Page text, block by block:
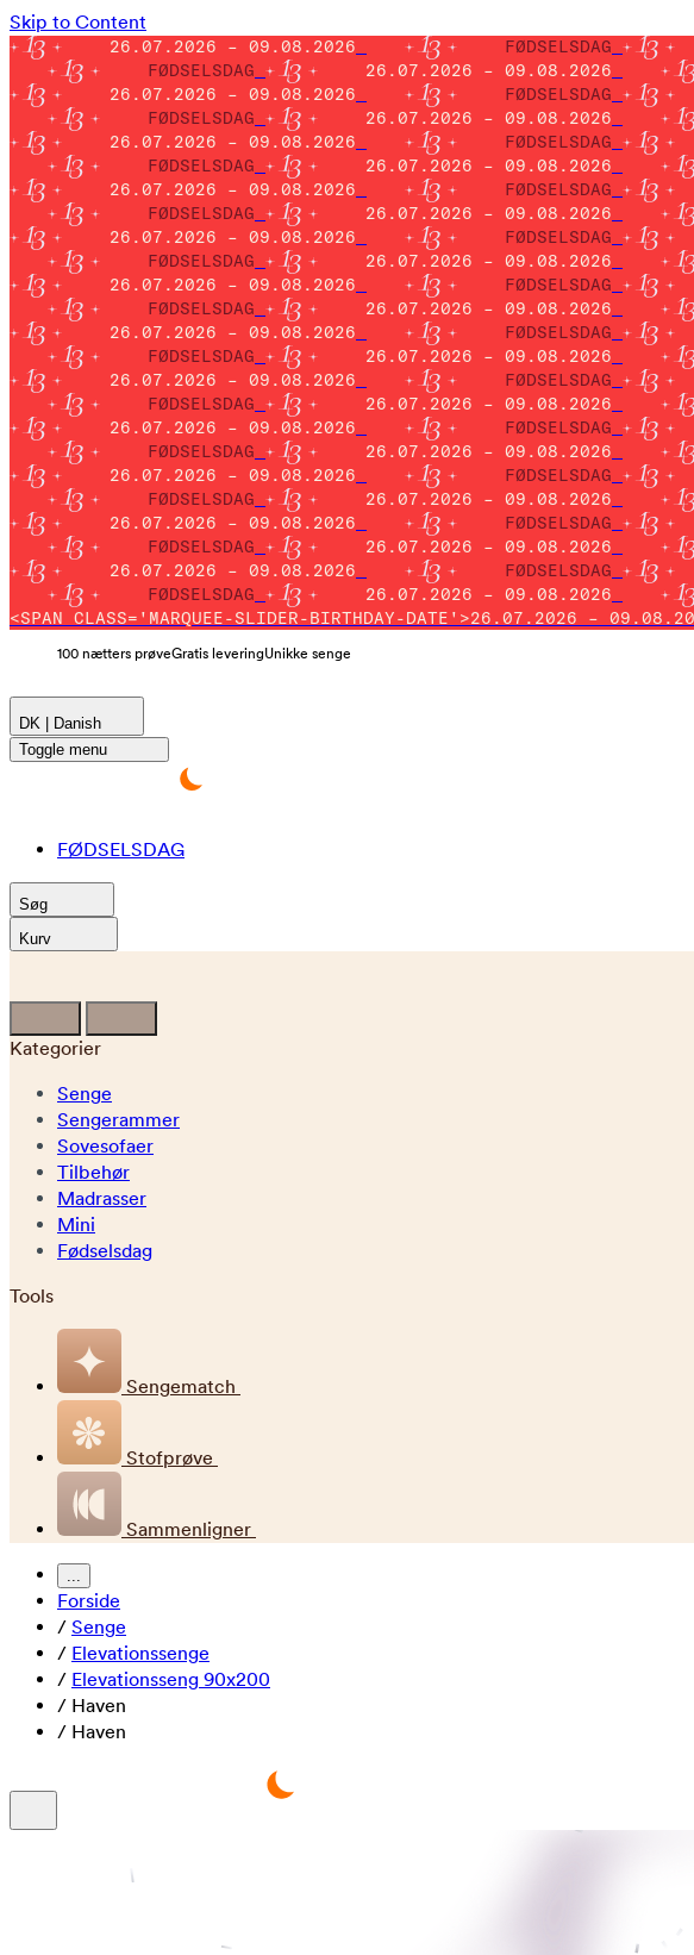
Skip to Content
26.07.2026 – 09.08.2026 FØDSELSDAG
FØDSELSDAG
26.07.2026 – 09.08.2026
26.07.2026 – 09.08.2026
FØDSELSDAG
FØDSELSDAG
26.07.2026 – 09.08.2026
26.07.2026 – 09.08.2026
FØDSELSDAG
FØDSELSDAG
26.07.2026 – 09.08.2026
26.07.2026 – 09.08.2026
FØDSELSDAG
FØDSELSDAG
26.07.2026 – 09.08.2026
26.07.2026 – 09.08.2026
FØDSELSDAG
FØDSELSDAG
26.07.2026 – 09.08.2026
26.07.2026 – 09.08.2026
FØDSELSDAG
FØDSELSDAG
26.07.2026 – 09.08.2026
26.07.2026 – 09.08.2026
FØDSELSDAG
FØDSELSDAG
26.07.2026 – 09.08.2026
26.07.2026 – 09.08.2026
FØDSELSDAG
FØDSELSDAG
26.07.2026 – 09.08.2026
26.07.2026 – 09.08.2026
FØDSELSDAG
FØDSELSDAG
26.07.2026 – 09.08.2026
26.07.2026 – 09.08.2026
FØDSELSDAG
FØDSELSDAG
26.07.2026 – 09.08.2026
26.07.2026 – 09.08.2026
FØDSELSDAG
FØDSELSDAG
26.07.2026 – 09.08.2026
26.07.2026 – 09.08.2026
FØDSELSDAG
FØDSELSDAG
26.07.2026 – 09.08.2026
<SPAN CLASS='MARQUEE-SLIDER-BIRTHDAY-DATE'>26.07.2026 –
100 nætters prøveGratis leveringUnikke senge
DK | Danish
Toggle menu
FØDSELSDAG
Søg
Kurv
Kategorier
Senge
Sengerammer
Sovesofaer
Tilbehør
Madrasser
Mini
Fødselsdag
Tools
Sengematch
Stofprøve
Sammenligner
...
Forside
/ Senge
/ Elevationssenge
/ Elevationsseng 90x200
/ Haven
/ Haven